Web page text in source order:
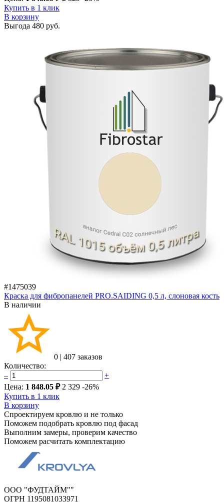
Купить в 1 клик
В корзину
Выгода 480 руб.
#1475039
Краска для фибропанелей PRO.SAIDING 0,5 л, слоновая кость
В наличии
0 | 407 заказов
Количество:
–
+
Цена: 1 848.05 ₽ 2 329 -26%
Купить в 1 клик
В корзину
Спроектируем кровлю и не только
Поможем подобрать кровлю под фасад
Выполним замеры, проверим качество
Поможем расчитать комплектацию
ООО "ФУДТАЙМ""
ОГРН 1195081033971